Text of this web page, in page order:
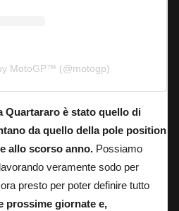
MotoGP™ (@motogp)
Quartararo è stato quello di
da quello della pole position
allo scorso anno. Possiamo
veramente sodo per
presto per poter definire tutto
prossime giornate e,